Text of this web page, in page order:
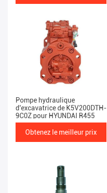
Pompe hydraulique
d'excavatrice de K5V200DTH-
9C0Z pour HYUNDAI R455
Obtenez le meilleur prix